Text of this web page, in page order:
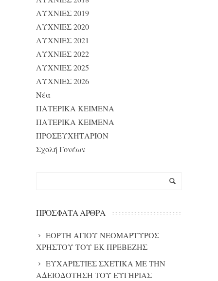
ΛΥΧΝΙΕΣ 2019
ΛΥΧΝΙΕΣ 2020
ΛΥΧΝΙΕΣ 2021
ΛΥΧΝΙΕΣ 2022
ΛΥΧΝΙΕΣ 2025
ΛΥΧΝΙΕΣ 2026
Νέα
ΠΑΤΕΡΙΚΑ ΚΕΙΜΕΝΑ
ΠΑΤΕΡΙΚΑ ΚΕΙΜΕΝΑ
ΠΡΟΣΕΥΧΗΤΑΡΙΟΝ
Σχολή Γονέων
ΠΡΌΣΦΑΤΑ ΆΡΘΡΑ
ΕΟΡΤΗ ΑΓΙΟΥ ΝΕΟΜΑΡΤΥΡΟΣ
ΧΡΗΣΤΟΥ ΤΟΥ ΕΚ ΠΡΕΒΕΖΗΣ
ΕΥΧΑΡΙΣΤΙΕΣ ΣΧΕΤΙΚΑ ΜΕ ΤΗΝ
ΑΔΕΙΟΔΟΤΗΣΗ ΤΟΥ ΕΥΓΗΡΙΑΣ